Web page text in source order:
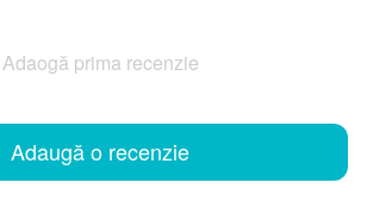
Adaogă prima recenzie
Adaugă o recenzie